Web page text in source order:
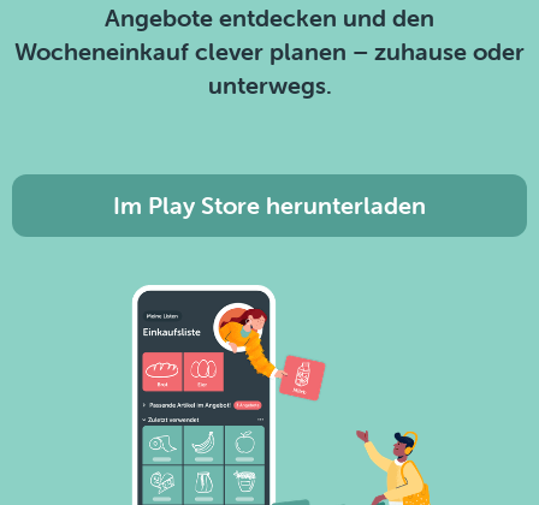
Angebote entdecken und den
Wocheneinkauf clever planen – zuhause oder
unterwegs.
Im Play Store herunterladen